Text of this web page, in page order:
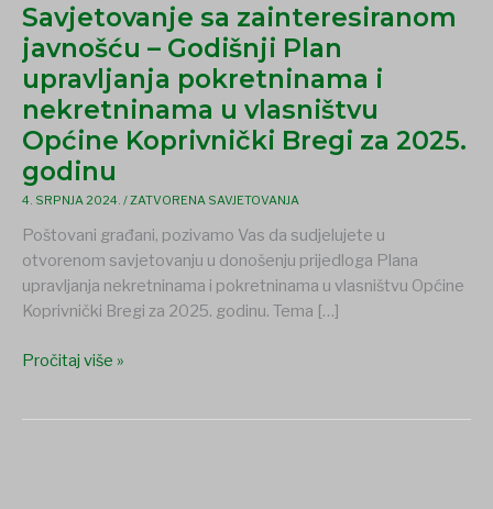
Savjetovanje sa zainteresiranom
javnošću – Godišnji Plan
upravljanja pokretninama i
nekretninama u vlasništvu
Općine Koprivnički Bregi za 2025.
godinu
4. SRPNJA 2024. /ZATVORENA SAVJETOVANJA
Poštovani građani, pozivamo Vas da sudjelujete u
otvorenom savjetovanju u donošenju prijedloga Plana
upravljanja nekretninama i pokretninama u vlasništvu Općine
Koprivnički Bregi za 2025. godinu. Tema […]
zainteresiranom
javnošću
–
Godišnji
Plan
upravljanja
pokretninama
u
vlasništvu
Općine
Koprivnički
za
godinu
Pročitaj više »